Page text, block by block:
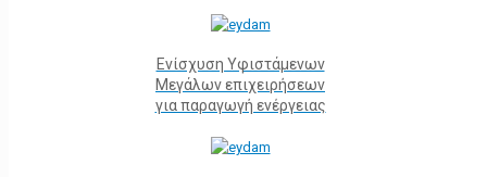
Ενίσχυση Υφιστάμενων
Μεγάλων επιχειρήσεων
για παραγωγή ενέργειας